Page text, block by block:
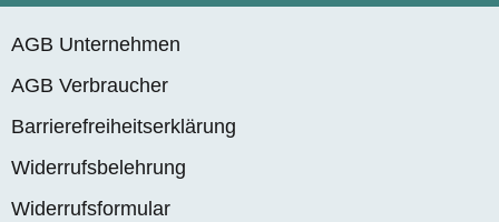
AGB Unternehmen
AGB Verbraucher
Barrierefreiheitserklärung
Widerrufsbelehrung
Widerrufsformular